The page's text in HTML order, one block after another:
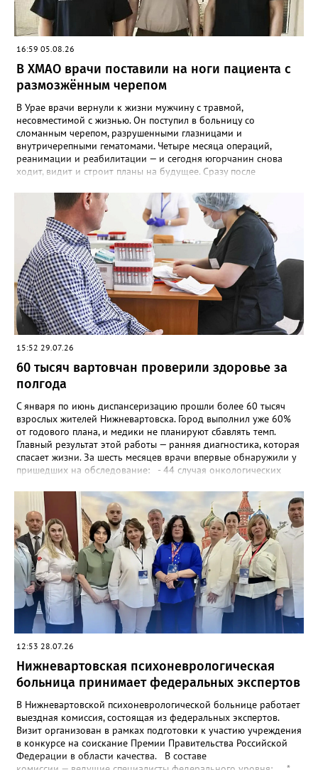
16:59 05.08.26
В ХМАО врачи поставили на ноги пациента с
размозжённым черепом
В Урае врачи вернули к жизни мужчину с травмой,
несовместимой с жизнью. Он поступил в больницу со
сломанным черепом, разрушенными глазницами и
внутричерепными гематомами. Четыре месяца операций,
реанимации и реабилитации — и сегодня югорчанин снова
ходит, видит и строит планы на будущее. Сразу после
Нейрохирурги сделали двустороннюю трепанацию черепа,
убрали осколки и гематомы, остановили кровотечение. За
жизнь боролись специалисты разных профилей:
реаниматологи, трансфузиологи, окулисты, ЛОР-врачи,
фармакологи. Без слаженной работы команды шансов бы не
было. Когда угроза жизни миновала, началось восстановление.
Сначала — первые шаги, потом — речь и память. А главное —
зрение, которое тоже удалось спасти. Через четыре месяца
финальный аккорд: краниопластика с полимерными
имплантами, которые закрыли дефекты черепа. Сегодня
пациент выписан. Он снова видит, ходит и возвращается к
обычной жизни.
15:52 29.07.26
60 тысяч вартовчан проверили здоровье за
полгода
С января по июнь диспансеризацию прошли более 60 тысяч
взрослых жителей Нижневартовска. Город выполнил уже 60%
от годового плана, и медики не планируют сбавлять темп.
Главный результат этой работы — ранняя диагностика, которая
спасает жизни. За шесть месяцев врачи впервые обнаружили у
пришедших на обследование: - 44 случая онкологических
диабета; - 438 сердечно-сосудистых патологий; - 921 случай
ожирения. Медики фиксируют важный сдвиг в сознании
горожан: всё больше людей приходят на осмотр без жалоб, для
профилактики. Пройти обследование можно бесплатно в
любой будний день до вечера или в субботу. Фото:
www.pinterest.com
12:53 28.07.26
Нижневартовская психоневрологическая
больница принимает федеральных экспертов
В Нижневартовской психоневрологической больнице работает
выездная комиссия, состоящая из федеральных экспертов.
Визит организован в рамках подготовки к участию учреждения
в конкурсе на соискание Премии Правительства Российской
Федерации в области качества. В составе